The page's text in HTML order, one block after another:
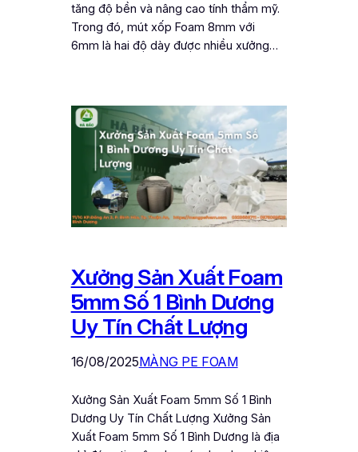
tăng độ bền và nâng cao tính thẩm mỹ.
Trong đó, mút xốp Foam 8mm với
6mm là hai độ dày được nhiều xưởng…
Xưởng Sản Xuất Foam
5mm Số 1 Bình Dương
Uy Tín Chất Lượng
16/08/2025MÀNG PE FOAM
Xưởng Sản Xuất Foam 5mm Số 1 Bình
Dương Uy Tín Chất Lượng Xưởng Sản
Xuất Foam 5mm Số 1 Bình Dương là địa